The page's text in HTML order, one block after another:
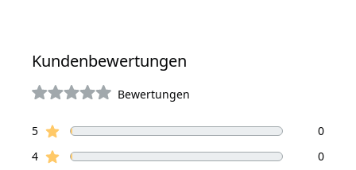
Kundenbewertungen
Bewertungen
Bewertungen
5Sterne Bewertungen
0
4Sterne Bewertungen
0